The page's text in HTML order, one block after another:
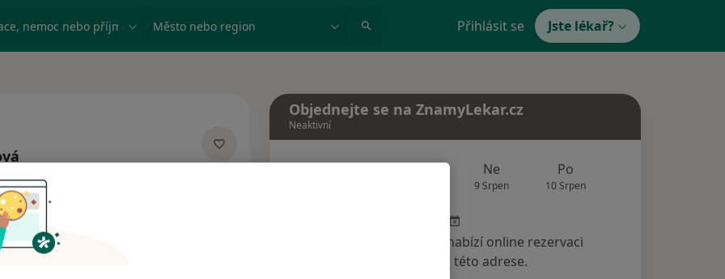
nemoc nebo příjmení Město nebo region Přihlásit se Jste lékař?
Objednejte se na ZnamyLekar.cz
Neaktivní
Ne
9 Srpen
Po
10 Srpen
Tento specialista nenabízí online rezervaci
termínu na této adrese.